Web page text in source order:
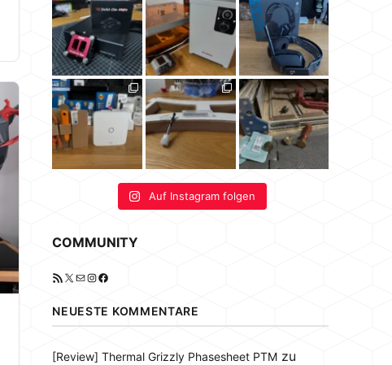
Auf Instagram folgen
COMMUNITY
RSS-Feed
X E-MailInstagram
Facebook
NEUESTE KOMMENTARE
[Review] Thermal Grizzly Phasesheet PTM zu